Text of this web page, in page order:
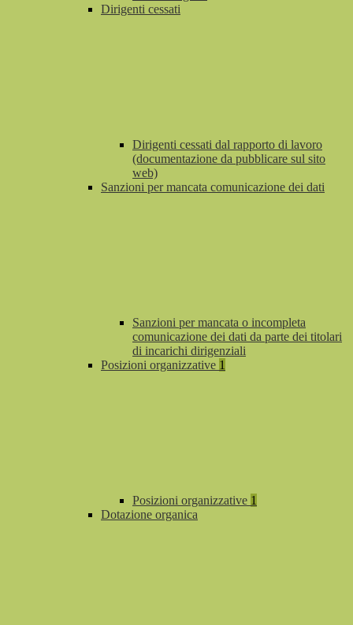
Dirigenti cessati
Dirigenti cessati dal rapporto di lavoro
(documentazione da pubblicare sul sito
web)
Sanzioni per mancata comunicazione dei dati
Sanzioni per mancata o incompleta
comunicazione dei dati da parte dei titolari
di incarichi dirigenziali
Posizioni organizzative 1
Posizioni organizzative 1
Dotazione organica